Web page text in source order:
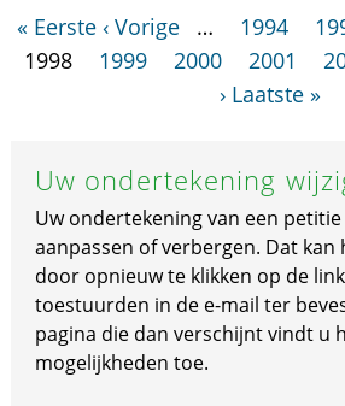
« Eerste ‹ Vorige … 1994
1998
1999 2000 2001
› Laatste »
Uw ondertekening
Uw ondertekening van een
aanpassen of verbergen. Dat kan
door opnieuw te klikken op de
toestuurden in de e-mail ter
pagina die dan verschijnt vindt u
mogelijkheden toe.